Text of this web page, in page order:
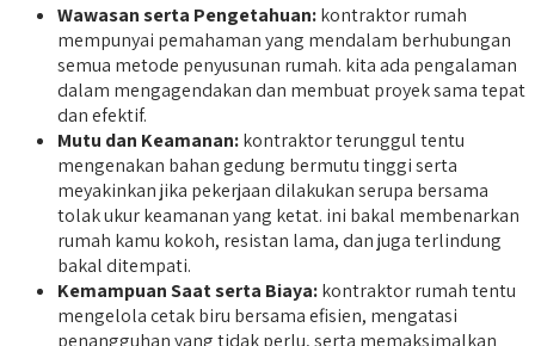
Wawasan serta Pengetahuan:kontraktor rumah
mempunyai pemahaman yang mendalam berhubungan
semua metode penyusunan rumah. kita ada pengalaman
dalam mengagendakan dan membuat proyek sama tepat
dan efektif.
Mutu dan Keamanan:kontraktor terunggul tentu
mengenakan bahan gedung bermutu tinggi serta
meyakinkan jika pekerjaan dilakukan serupa bersama
tolak ukur keamanan yang ketat. ini bakal membenarkan
rumah kamu kokoh, resistan lama, dan juga terlindung
bakal ditempati.
Kemampuan Saat serta Biaya:kontraktor rumah tentu
mengelola cetak biru bersama efisien, mengatasi
penangguhan yang tidak perlu, serta memaksimalkan